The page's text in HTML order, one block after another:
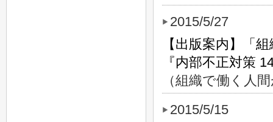
2015/5/27
【出版案内】「
『内部不正対策
（組織で働く人
2015/5/15